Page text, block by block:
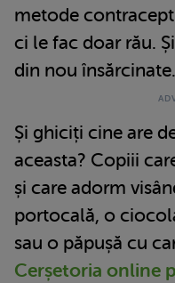
metode
ci le fac doar rău.
din nou însărcinate.
Și ghiciți cine are
aceasta? Copiii
și care adorm
portocală, o
sau o păpușă cu
Cerșetoria online